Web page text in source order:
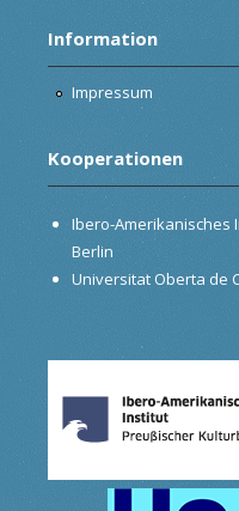
Information
Impressum
Kooperationen
Ibero-Amerikanisches
Berlin
Universitat Oberta de